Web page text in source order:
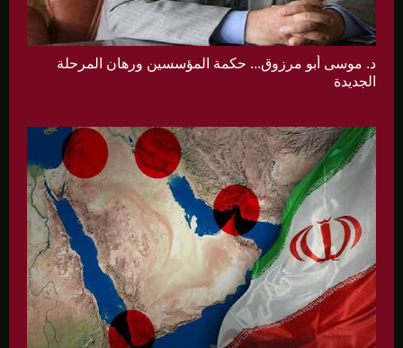
د. موسى أبو مرزوق... حكمة المؤسسين ورهان المرحلة
الجديدة